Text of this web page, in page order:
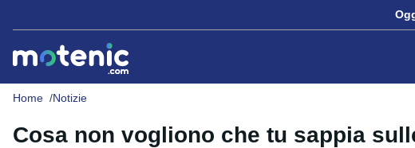
Home Notizie
Cosa non vogliono che tu sappia